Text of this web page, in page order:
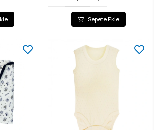
Sepete Ekle